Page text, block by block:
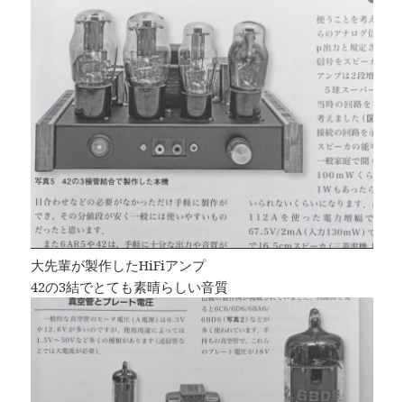
大先輩が製作したHiFiアンプ
42の3結でとても素晴らしい音質